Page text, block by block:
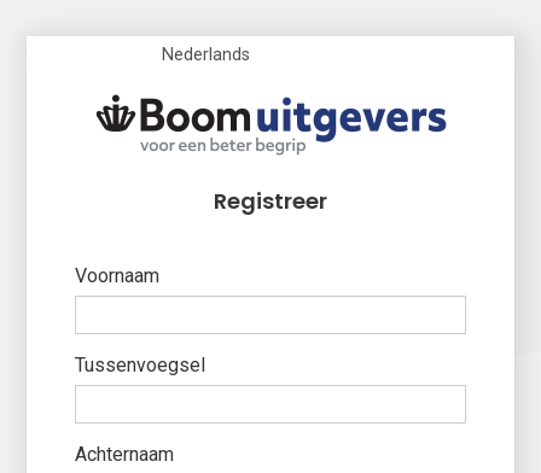
Nederlands
Registreer
Voornaam
Tussenvoegsel
Achternaam